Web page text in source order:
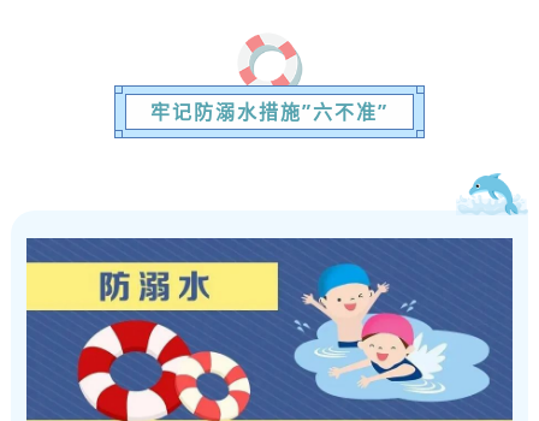
牢记防溺水措施”六不准”